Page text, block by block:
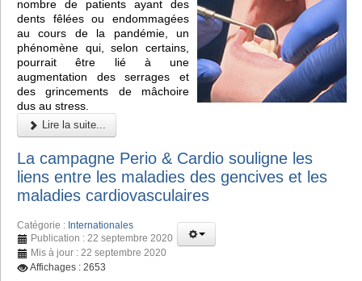
nombre de patients ayant des
dents fêlées ou endommagées
au cours de la pandémie, un
phénomène qui, selon certains,
pourrait être lié à une
augmentation des serrages et
des grincements de mâchoire
dus au stress.
Lire la suite...
La campagne Perio & Cardio souligne les
liens entre les maladies des gencives et les
maladies cardiovasculaires
Catégorie : Internationales
Publication : 22 septembre 2020
Mis à jour : 22 septembre 2020
Affichages : 2653